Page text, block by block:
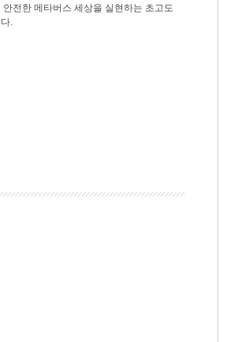
전한 메타버스 세상을 실현하는 초고도
.